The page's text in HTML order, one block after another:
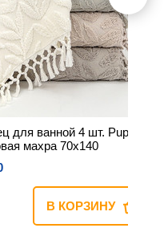
для ванной 4 шт. Pupilla
махра 70х140
В КОРЗИНУ